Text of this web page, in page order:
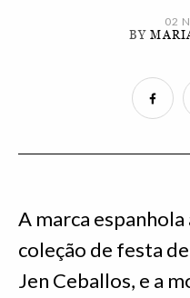
02
BY
A marca espanhola
coleção de festa
Jen Ceballos, e a